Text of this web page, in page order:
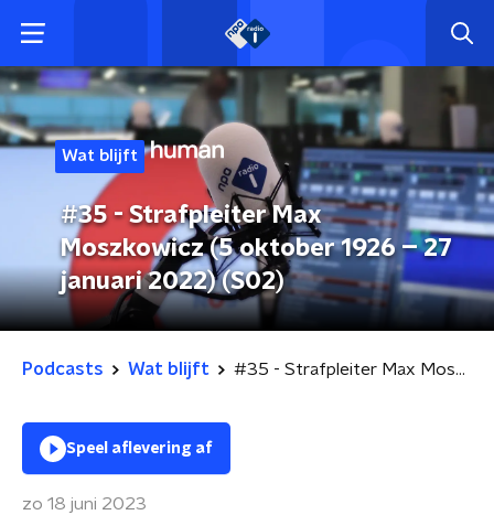
Wat blijft
#35 - Strafpleiter Max
Moszkowicz (5 oktober 1926 – 27
januari 2022) (S02)
Podcasts Wat blijft #35 - Strafpleiter Max Moszkowicz (5 oktober 1926 – 27 januari 2022) (S02)
Speel aflevering af
zo 18 juni 2023